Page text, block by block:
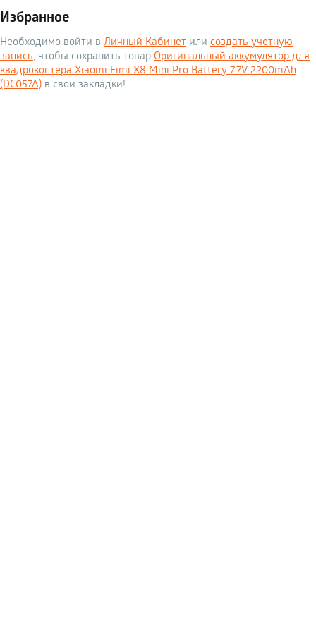
Избранное
Необходимо войти в Личный Кабинет или создать учетную
запись, чтобы сохранить товар Оригинальный аккумулятор для
квадрокоптера Xiaomi Fimi X8 Mini Pro Battery 7.7V 2200mAh
(DC057A) в свои закладки!